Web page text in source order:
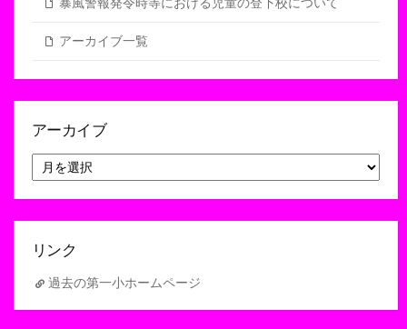
アーカイブ一覧
アーカイブ
ー
カ
リンク
過去の第一小ホームページ